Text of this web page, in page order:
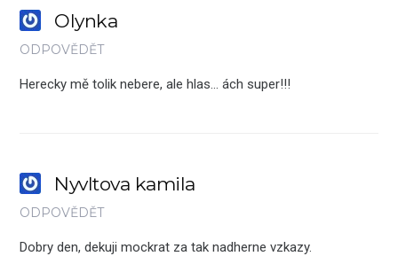
Olynka
ODPOVĚDĚT
Herecky mě tolik nebere, ale hlas… ách super!!!
Nyvltova kamila
ODPOVĚDĚT
Dobry den, dekuji mockrat za tak nadherne vzkazy.